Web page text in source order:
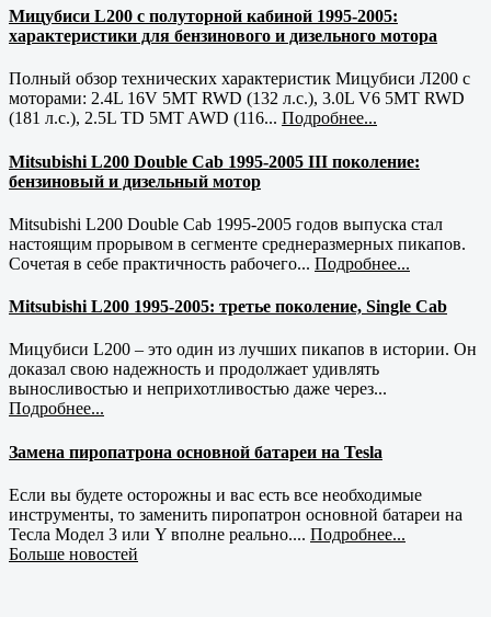
Мицубиси L200 с полуторной кабиной 1995-2005:
характеристики для бензинового и дизельного мотора
Полный обзор технических характеристик Мицубиси Л200 с
моторами: 2.4L 16V 5MT RWD (132 л.с.), 3.0L V6 5MT RWD
(181 л.с.), 2.5L TD 5MT AWD (116... Подробнее...
Mitsubishi L200 Double Cab 1995-2005 III поколение:
бензиновый и дизельный мотор
Mitsubishi L200 Double Cab 1995-2005 годов выпуска стал
настоящим прорывом в сегменте среднеразмерных пикапов.
Сочетая в себе практичность рабочего... Подробнее...
Mitsubishi L200 1995-2005: третье поколение, Single Cab
Мицубиси L200 – это один из лучших пикапов в истории. Он
доказал свою надежность и продолжает удивлять
выносливостью и неприхотливостью даже через...
Подробнее...
Замена пиропатрона основной батареи на Tesla
Если вы будете осторожны и вас есть все необходимые
инструменты, то заменить пиропатрон основной батареи на
Тесла Модел 3 или Y вполне реально.... Подробнее...
Больше новостей